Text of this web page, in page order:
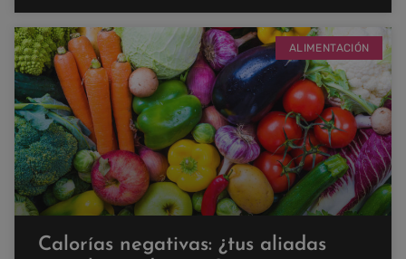
ALIMENTACIÓN
Calorías negativas: ¿tus aliadas